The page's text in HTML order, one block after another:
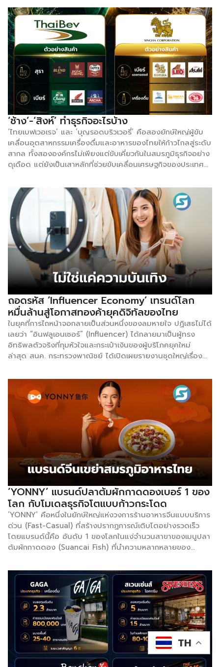
เดิมพันสูงลิ่วสำหรับคนเมืองหลวงและเสถียรภาพการเมืองภาพ
ใหญ่ เม็ดเงินงบประมาณที่กำลังถูกส่งต่อให้กับผู้นำคนใหม่ที่มีวิสัย
ทัศน์แหลมคมพอที่จะขับเคลื่อนมหานครแห่งนี้ ท่ามกลางวิกฤตที่
รุมเร้า ทั้งค่าครองชีพที่พุ่งสูง ปัญหาปากท้องของ SME ไปจนถึง
โจทย์หินอย่างน้ำท่วมซ้ำซากและฝุ่น PM 2.5 นี่จึงไม่ใช่แค่การ
เลือกตั้งธรรมดา แต่คือ ‘ไฟต์บังคับ’ ที่คนกรุงต้องลุกขึ้นมา
กำหนดทิศทางว่า เราจะยอมจมอยู่กับปัญหาเดิม ๆ หรือจะร่วมกัน
ขับเคลื่อนกรุงเทพฯ ให้ก้าวไปสู่อนาคตที่ดีกว่าเดิม Smart SME
จะพามาดูผู้สมัครผู้ว่า กทม. ว่ามีใครบ้าง
‘ช้าง’-‘สิงห์’ ทำธุรกิจอะไรบ้าง
‘ไทยเบฟเวอเรจ’ และ ‘บุญรอดบริวเวอรี่’ คือสองยักษ์ใหญ่ผู้ขับ
เคลื่อนอุตสาหกรรมเครื่องดื่มและอาหารของไทยให้ก้าวไกลสู่ระดับ
สากล ทั้งสององค์กรไม่เพียงแต่ขับเคี่ยวกันในสมรภูมิธุรกิจอย่าง
ดุเดือด แต่ยังเป็นเสาหลักที่ช่วยขับเคลื่อนเศรษฐกิจของประเทศ
ยอมรับในเวทีโลก ด้วยการผสมผสานมรดกทางวัฒนธรรมเข้ากับ
นวัตกรรมสมัยใหม่ได้อย่างยอดเยี่ยม สะท้อนถึงศักยภาพอัน
แข็งแกร่งและจิตวิญญาณแห่งการเติบโตอย่างไม่หยุดยั้งของทุน
ไทยอย่างแท้จริง Smart SME จะพาไปดูกันว่า 2 ค่ายยักษ์ใหญ่
‘ช้าง’-‘สิงห์’ ทำธุรกิจ มีแบรนด์อะไรอยู่ในมือบ้าง
ถอดรหัส ‘Influencer Economy’ เทรนด์โลก
หมื่นล้านสู่โอกาสทองค้ายุคดิจิทัลของไทย
ในยุคที่การไถหน้าจอกลายเป็นส่วนหนึ่งของลมหายใจ ปฏิเสธไม่ได้
เลยว่า “อินฟลูเอนเซอร์” (Influencer) ได้กลายมาเป็นผู้ทรง
อิทธิพลตัวจริงที่กุมหัวใจและกระเป๋าเงินของผู้บริโภคยุคใหม่
ล่าสุด สนค. กระทรวงพาณิชย์ ได้เปิดเผยรายงานชุดใหญ่เรื่อง
เห็นว่า วันนี้การเป็นครีเอเตอร์ไม่ได้เป็นแค่ ‘งานอดิเรก’ หรือการ
สร้างความบันเทิงอีกต่อไป แต่กำลังขับเคลื่อนระบบเศรษฐกิจโลก
และไทยในระดับที่มองข้ามไม่ได้ โดยโครงสร้างของโลกใหม่นี้ขับ
เคลื่อนด้วย 5 องค์ประกอบหลัก คือ ตัวอินฟลูเอนเซอร์เอง,
แพลตฟอร์มออนไลน์, แบรนด์หรือผู้ประกอบการ, เครื่องมือทำ
เงิน และตัวผู้ติดตามที่เป็นผู้บริโภค หากมองในระดับสากล
มูลค่าของ Influencer Economy กำลังพุ่งทะยานอย่างฉุดไม่อยู่
จากข้อมูลพบว่าในปี 2566 มูลค่าตลาดทั่วโลกสูงถึง 4.39 หมื่น
ล้านดอลลาร์สหรัฐ และคาดว่าจะเติบโตเฉลี่ยปีละ 33.9% จนแตะ
ระดับ 6.07 แสนล้านดอลลาร์สหรัฐในปี 2575 ขณะที่เฉพาะตลาด
ส่งเสริมการตลาด มีเม็ดเงินสะพัดถึง 3.26 หมื่นล้านดอลลาร์
สหรัฐในปี 2568 โดยมีกลุ่มครีเอเตอร์ทั่วโลกช่วยกันขับเคลื่อนอยู่
ราวๆ 127 ล้านคน ซึ่งเบื้องหลังการเติบโตก้าวกระโดดนี้มี
“ปัญญาประดิษฐ์ (AI)” […]
‘YONNY’ แบรนด์ปลาต้มผักกาดดองเบอร์ 1 ของ
โลก กับโมเดลธุรกิจโตแบบก้าวกระโดด
‘YONNY’ คือหนึ่งในยักษ์ใหญ่แห่งวงการร้านอาหารจีนแบบบริการ
ด่วน (Fast-Casual) ที่สร้างปรากฏการณ์เติบโตอย่างรวดเร็ว
โดยแบรนด์นี้คือ อันดับ 1 ของโลกในแง่จำนวนสาขาของเมนูปลา
ต้มผักกาดดอง (Suancai Fish) ที่นำความหลากหลายของ
จีน ตีตลาดเปิดสาขาทั้งใน-ต่างประเทศ แบรนด์ก่อตั้งโดย
Beijing Fish With You Brand Management Co., Ltd. ในปี
2017 มีต้นกำเนิดที่เมืองฉงชิ่ง มณฑลเสฉวน ประเทศจีน ซึ่ง
ตลอดระยะเวลา 9 ปี ธุรกิจมีการเติบโตอย่างต่อเนื่องมีสาขา
มากกว่า 2,700 สาขา ในกว่า 360 เมืองทั่วโลก เช่น นิวยอร์ก,
ซานฟรานซิสโก, แวนคูเวอร์, ดูไบ, กัวลาลัมเปอร์ และกรุงเทพฯ
แน่นอนว่าจุดที่ทำให้แบรนด์ได้รับกระแสตอบรับเป็นอย่างดี คือ
การใช้โมเดลธุรกิจที่เปลี่ยนอาหารจานใหญ่ที่ต้องกินหลายคน ให้
กลายเป็น Fast Food สำหรับกินคนเดียวได้ผ่านการประยุกต์กับ
TH